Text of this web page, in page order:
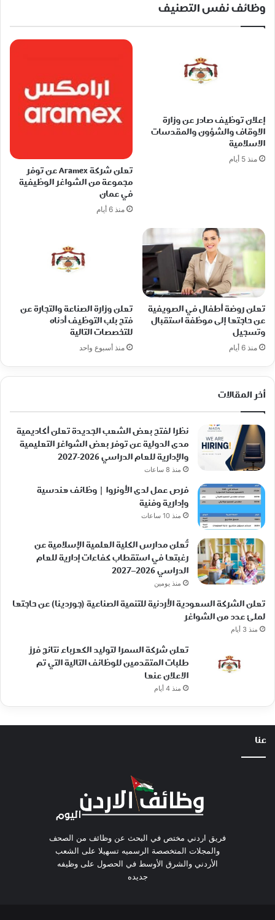
وظائف نفس التصنيف
إعلان توظيف صادر عن وزارة
الاوقاف والشؤون والمقدسات
الاسلامية
منذ 5 أيام
تعلن شركة Aramex عن توفر
مجموعة من الشواغر الوظيفية
في عمان
منذ 6 أيام
تعلن روضة أطفال في الصويفية
عن حاجتها إلى موظفة استقبال
وتسجيل
منذ 6 أيام
تعلن وزارة الصناعة والتجارة عن
فتح بلب التوظيف أدناه
للتخصصات التالية
منذ أسبوع واحد
أخر المقالات
نظرا لفتح بعض الشعب الجديدة تعلن أكاديمية
مدى الدولية عن توفر بعض الشواغر التعليمية
والإدارية للعام الدراسي 2026-2027
منذ 8 ساعات
فرص عمل لدى الأونروا | وظائف هندسية
وإدارية وفنية
منذ 10 ساعات
تُعلن مدارس الكلية العلمية الإسلامية عن
رغبتها في استقطاب كفاءات إدارية للعام
الدراسي 2026–2027
منذ يومين
تعلن الشركة السعودية الأردنية للتنمية الصناعية (جوردينا) عن حاجتها
لملئ عدد من الشواغر
منذ 3 أيام
تعلن شركة السمرا لتوليد الكهرباء نتائج فرز
طلبات المتقدمين للوظائف التالية التي تم
الاعلان عنها
منذ 4 أيام
عنا
فريق اردني مختص في البحث عن وظائف من الصحف
والمجلات المتخصصة الرسميه تسهيلا على الشعب
الأردني والشرق الأوسط في الحصول على وظيفه
جديده